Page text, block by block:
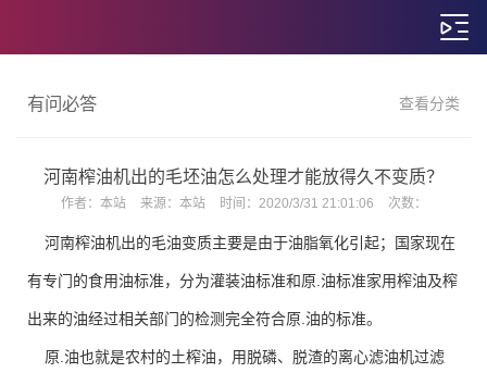
有问必答 查看分类
河南榨油机出的毛坯油怎么处理才能放得久不变质？
作者： 本站 来源： 本站 时间： 2020/3/31 21:01:06 次数：
河南榨油机出的毛油变质主要是由于油脂氧化引起；国家现在
有专门的食用油标准，分为灌装油标准和原.油标准家用榨油及榨
出来的油经过相关部门的检测完全符合原.油的标准。
原.油也就是农村的土榨油，用脱磷、脱渣的离心滤油机过滤